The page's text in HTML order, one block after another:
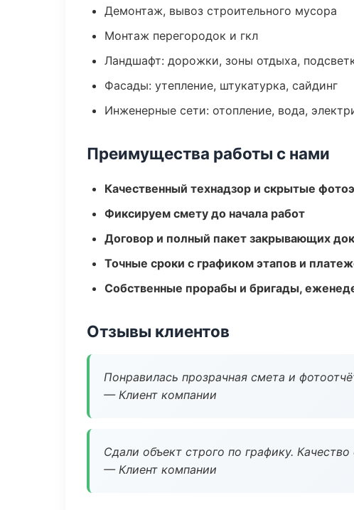
Демонтаж, вывоз строительного мусора
Монтаж перегородок и гкл
Ландшафт: дорожки, зоны отдыха,
Фасады: утепление, штукатурка, сайдинг
Инженерные сети: отопление, вода,
Преимущества работы с нами
Качественный технадзор и скрытые
Фиксируем смету до начала работ
Договор и полный пакет закрывающих
Точные сроки с графиком этапов и
Собственные прорабы и бригады,
Отзывы клиентов
Понравилась прозрачная смета и
— Клиент компании
Сдали объект строго по графику.
— Клиент компании